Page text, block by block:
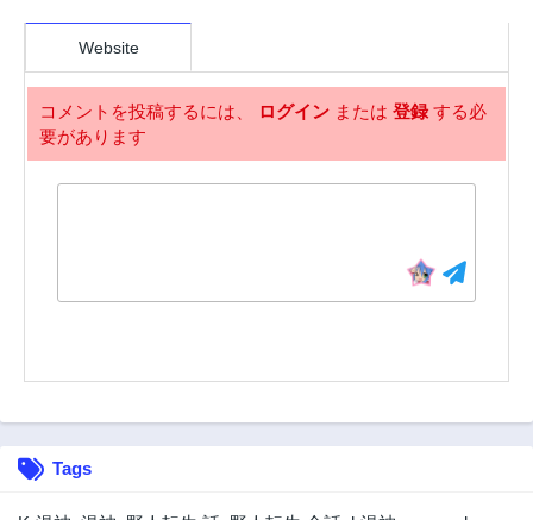
第24.2話
2年前 2年前
第20話
第11話
2年前
第9話 第8話
Website
コメントを投稿するには、 ログイン または 登録する必
要があります
Tags